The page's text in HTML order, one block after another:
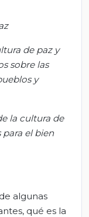
de paz y
sobre las
y
la cultura de
para el bien
algunas
qué es la